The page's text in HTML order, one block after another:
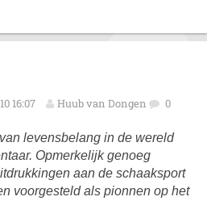
16:07 Huub van Dongen 0
levensbelang in de wereld
Opmerkelijk genoeg
aan de schaaksport
voorgesteld als pionnen op het